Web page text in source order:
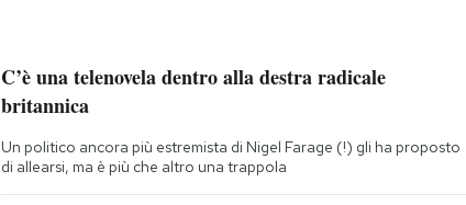
C’è una telenovela dentro alla destra radicale
britannica
Un politico ancora più estremista di Nigel Farage (!) gli ha proposto
di allearsi, ma è più che altro una trappola